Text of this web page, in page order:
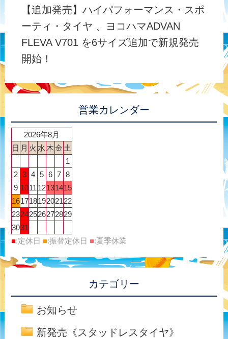
【追加発売】ハイパフォーマンス・スポ
ーティ・タイヤ 、ヨコハマADVAN
FLEVA V701 を6サイズ追加で新規発売
開始！
営業カレンダー
2026年8月
日 月 火 水 木金 土
1
2 3 4 5 6 7 8
9 1011 12131415
16171819202122
23242526272829
3031
■:定休日 ■:振替定休日 ■:夏季休業
カテゴリー
お知らせ
新発売《スタッドレスタイヤ》